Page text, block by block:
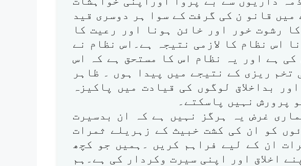
میں قانو ن کی گرفت کے سوا ہر دوسری قید
رشوت خور اور خائن ہونا اور رعیت کا
اس نظام کا لازمی نتیجہ ہے۔اس نظام نے
کی ہے اور یہ نظام اس کا مستحق ہے کہ اس
تخم ریزی کے نتیجے میں پیدا ہوں ۔ ظاہر
بداخلاق لوگوں کی قیادت میں پاکیزہ
پرورش نہیں پاسکتے۔
غرض یہ ہرگز نہیں ہے کہ ان بدسیرت
کو ان کی کشت خبیث کے زہریلے ثمرات
ان کے لیے فراہم کریں ۔ہمیں جو کچھ
اخلاق اور اپنی سیرت وکردار کی ہے۔ہم